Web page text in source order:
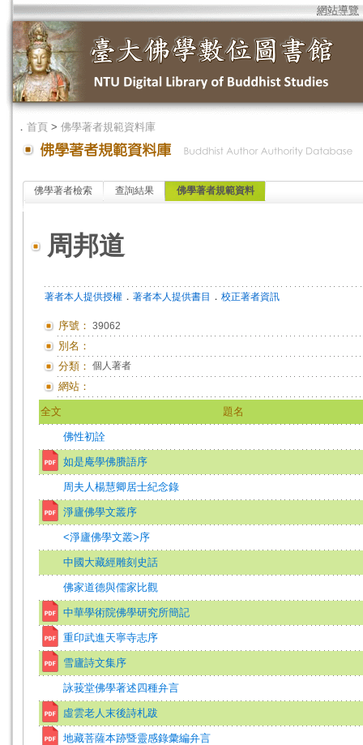
網站導覽
． 首頁 > 佛學著者規範資料庫
佛學著者檢索 查詢結果 佛學著者規範資料
周邦道
著者本人提供授權 ． 著者本人提供書目 ． 校正著者資訊
序號： 39062
別名：
分類： 個人著者
網站：
全文 題名
佛性初詮
如是庵學佛賸語序
周夫人楊慧卿居士紀念錄
淨廬佛學文叢序
<淨廬佛學文叢>序
中國大藏經雕刻史話
佛家道德與儒家比觀
中華學術院佛學研究所簡記
重印武進天寧寺志序
雪廬詩文集序
詠莪堂佛學著述四種弁言
虛雲老人末後詩札跋
地藏菩薩本跡暨靈感錄彙編弁言